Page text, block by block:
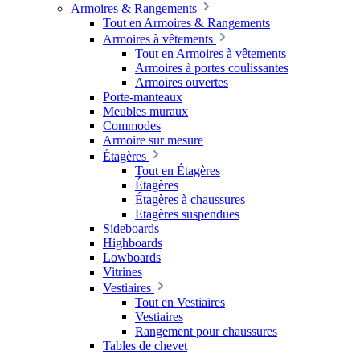
Armoires & Rangements
Tout en Armoires & Rangements
Armoires à vêtements
Tout en Armoires à vêtements
Armoires à portes coulissantes
Armoires ouvertes
Porte-manteaux
Meubles muraux
Commodes
Armoire sur mesure
Étagères
Tout en Étagères
Étagères
Étagères à chaussures
Etagères suspendues
Sideboards
Highboards
Lowboards
Vitrines
Vestiaires
Tout en Vestiaires
Vestiaires
Rangement pour chaussures
Tables de chevet